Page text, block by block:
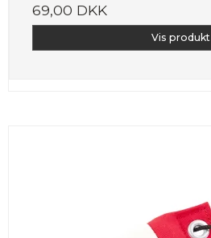
69,00 DKK
Vis produkt